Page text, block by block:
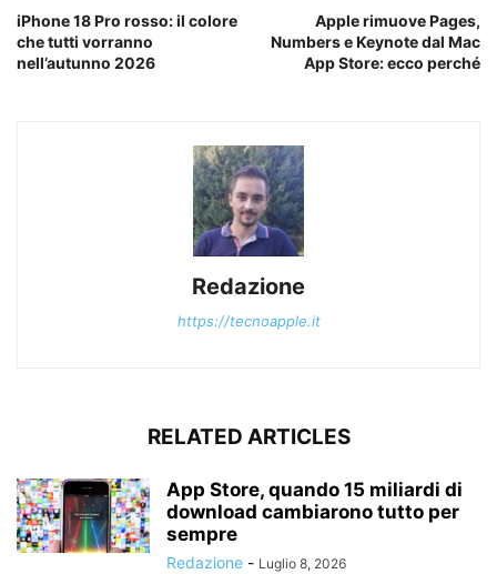
iPhone 18 Pro rosso: il colore
che tutti vorranno
nell’autunno 2026
Apple rimuove Pages,
Numbers e Keynote dal Mac
App Store: ecco perché
Redazione
https://tecnoapple.it
RELATED ARTICLES
App Store, quando 15 miliardi di
download cambiarono tutto per
sempre
Redazione - Luglio 8, 2026